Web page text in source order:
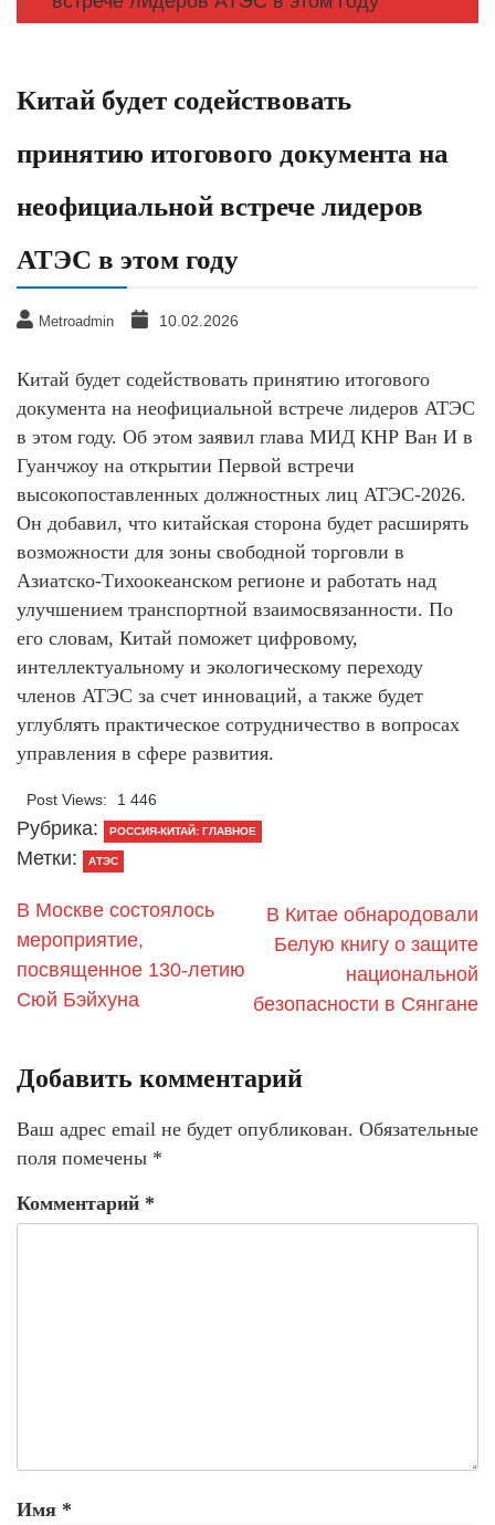
Китай будет содействовать
принятию итогового документа на
неофициальной встрече лидеров
АТЭС в этом году
Metroadmin 10.02.2026
Китай будет содействовать принятию итогового
документа на неофициальной встрече лидеров АТЭС
в этом году. Об этом заявил глава МИД КНР Ван И в
Гуанчжоу на открытии Первой встречи
высокопоставленных должностных лиц АТЭС-2026.
Он добавил, что китайская сторона будет расширять
возможности для зоны свободной торговли в
Азиатско-Тихоокеанском регионе и работать над
улучшением транспортной взаимосвязанности. По
его словам, Китай поможет цифровому,
интеллектуальному и экологическому переходу
членов АТЭС за счет инноваций, а также будет
углублять практическое сотрудничество в вопросах
управления в сфере развития.
Post Views: 1 446
Рубрика: РОССИЯ-КИТАЙ: ГЛАВНОЕ
Метки: АТЭС
В Москве состоялось
мероприятие,
посвященное 130‑летию
Сюй Бэйхуна
В Китае обнародовали
Белую книгу о защите
национальной
безопасности в Сянгане
Добавить комментарий
Ваш адрес email не будет опубликован. Обязательные
поля помечены *
Комментарий *
Имя *